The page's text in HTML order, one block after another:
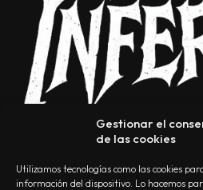
Gestionar el
de las cookies
Utilizamos tecnologías como las cookies
información del dispositivo. Lo hacemos